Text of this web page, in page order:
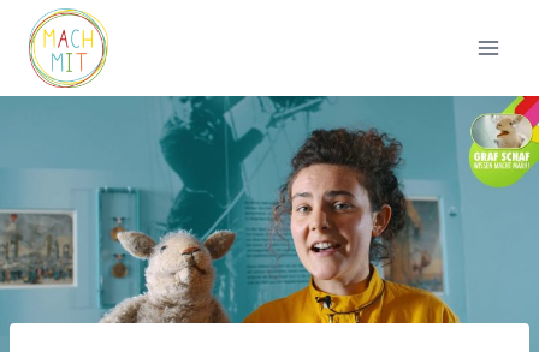
Zum
Inhalt
springen